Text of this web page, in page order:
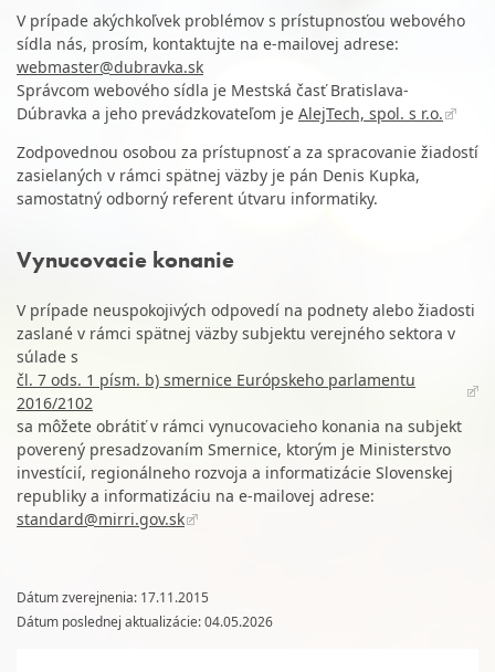
V prípade akýchkoľvek problémov s prístupnosťou webového
sídla nás, prosím, kontaktujte na e-mailovej adrese:
webmaster@dubravka.sk
Správcom webového sídla je Mestská časť Bratislava-
Dúbravka a jeho prevádzkovateľom je AlejTech, spol. s r.o.
Zodpovednou osobou za prístupnosť a za spracovanie žiadostí
zasielaných v rámci spätnej väzby je pán Denis Kupka,
samostatný odborný referent útvaru informatiky.
Vynucovacie konanie
V prípade neuspokojivých odpovedí na podnety alebo žiadosti
zaslané v rámci spätnej väzby subjektu verejného sektora v
súlade s
čl. 7 ods. 1 písm. b) smernice Európskeho parlamentu
2016/2102
sa môžete obrátiť v rámci vynucovacieho konania na subjekt
poverený presadzovaním Smernice, ktorým je Ministerstvo
investícií, regionálneho rozvoja a informatizácie Slovenskej
republiky a informatizáciu na e-mailovej adrese:
standard@mirri.gov.sk
Dátum zverejnenia: 17.11.2015
Dátum poslednej aktualizácie: 04.05.2026